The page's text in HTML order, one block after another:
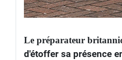
Le préparateur
d'étoffer sa présence